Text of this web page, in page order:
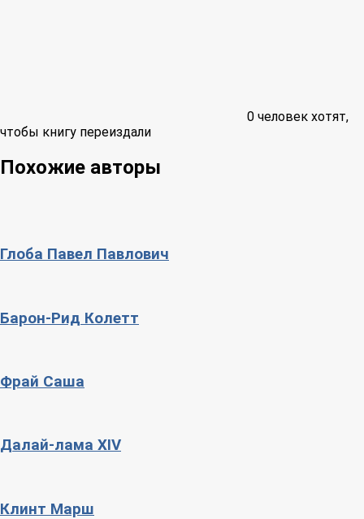
0 человек хотят,
чтобы книгу переиздали
Похожие авторы
Глоба Павел Павлович
Барон-Рид Колетт
Фрай Саша
Далай-лама XIV
Клинт Марш